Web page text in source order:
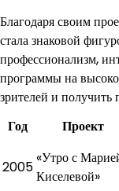
Благодаря своим
стала знаковой
профессионализм,
программы на
зрителей и получить
Год
Проект
2005
«Утро с
Киселевой»